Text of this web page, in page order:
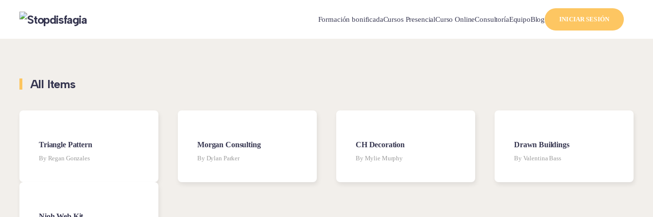
Skip to main content
Formación bonificadaCursos PresencialCurso OnlineConsultoríaEquipoBlog INICIAR SESIÓN
All Items
Triangle Pattern
By Regan Gonzales
Morgan Consulting
By Dylan Parker
CH Decoration
By Mylie Murphy
Drawn Buildings
By Valentina Bass